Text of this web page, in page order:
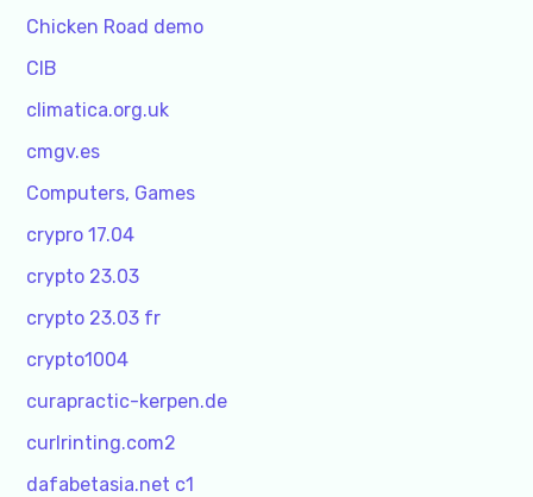
Chicken Road demo
CIB
climatica.org.uk
cmgv.es
Computers, Games
crypro 17.04
crypto 23.03
crypto 23.03 fr
crypto1004
curapractic-kerpen.de
curlrinting.com2
dafabetasia.net c1